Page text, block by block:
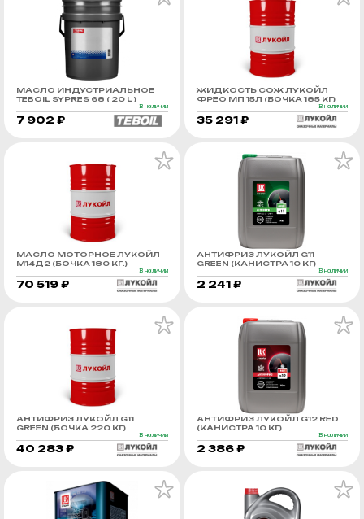
МАСЛО ИНДУСТРИАЛЬНОЕ
TEBOIL SYPRES 68 ( 20 L )
В наличии
7 902 ₽
ЖИДКОСТЬ СОЖ ЛУКОЙЛ
ФРЕО МП 15Л (БОЧКА 185 КГ)
В наличии
35 291 ₽
МАСЛО МОТОРНОЕ ЛУКОЙЛ
М14Д2 (БОЧКА 180 КГ.)
В наличии
70 519 ₽
АНТИФРИЗ ЛУКОЙЛ G11
GREEN (КАНИСТРА 10 КГ)
В наличии
2 241 ₽
АНТИФРИЗ ЛУКОЙЛ G11
GREEN (БОЧКА 220 КГ)
В наличии
40 283 ₽
АНТИФРИЗ ЛУКОЙЛ G12 RED
(КАНИСТРА 10 КГ)
В наличии
2 386 ₽